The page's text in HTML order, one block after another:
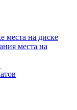
места на диске
места на